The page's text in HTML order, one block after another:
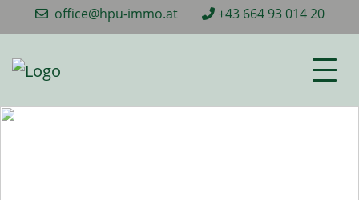
office@hpu-immo.at +43 664 93 014 20